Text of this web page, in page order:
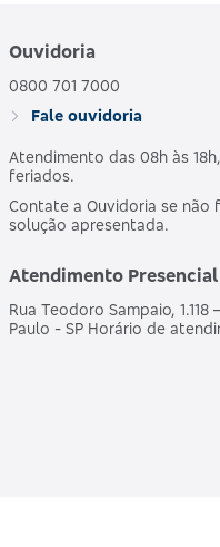
Ouvidoria
0800 701 7000
Fale ouvidoria
Atendimento das 08h às
feriados.
Contate a Ouvidoria se não
solução apresentada.
Atendimento Presencial
Rua Teodoro Sampaio, 1.118
Paulo - SP Horário de